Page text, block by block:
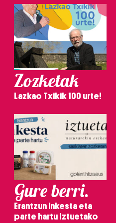
Zozketak
Lazkao Txikik 100 urte!
Gure berri.
Erantzun inkesta eta
parte hartu Iztuetako